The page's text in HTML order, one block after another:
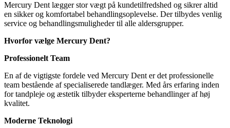
Mercury Dent lægger stor vægt på kundetilfredshed og sikrer altid
en sikker og komfortabel behandlingsoplevelse. Der tilbydes venlig
service og behandlingsmuligheder til alle aldersgrupper.
Hvorfor vælge Mercury Dent?
Professionelt Team
En af de vigtigste fordele ved Mercury Dent er det professionelle
team bestående af specialiserede tandlæger. Med års erfaring inden
for tandpleje og æstetik tilbyder eksperterne behandlinger af høj
kvalitet.
Moderne Teknologi